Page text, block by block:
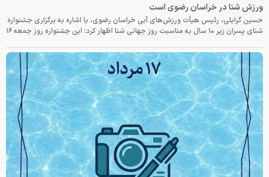
ورزش شنا در خراسان رضوی است
حسین گرایلی، رئیس هیأت ورزش‌های آبی خراسان رضوی، با اشاره به برگزاری جشنواره
شنای پسران زیر ۱۰ سال به مناسبت روز جهانی شنا اظهار کرد: این جشنواره روز جمعه‌ ۱۶